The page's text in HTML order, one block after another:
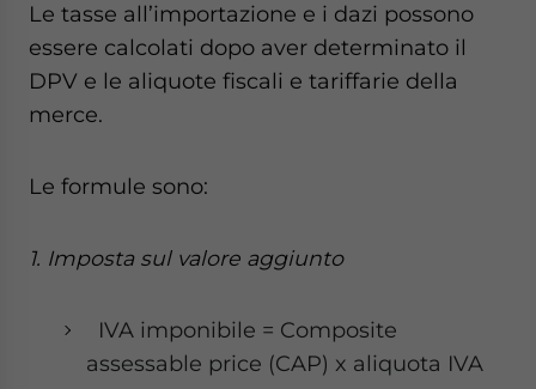
Le tasse all’importazione e i dazi possono
essere calcolati dopo aver determinato il
DPV e le aliquote fiscali e tariffarie della
merce.
Le formule sono:
1. Imposta sul valore aggiunto
IVA imponibile = Composite
assessable price (CAP) x aliquota IVA